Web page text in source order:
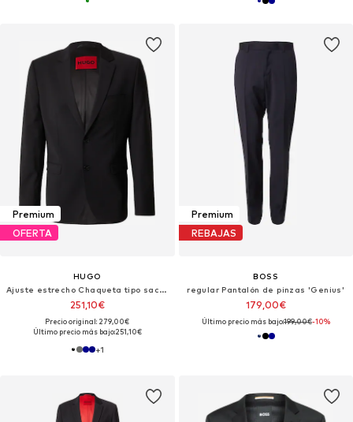
Premium
OFERTA
HUGO
Ajuste estrecho Chaqueta tipo saco para negocios 'Arti253X-MH'
251,10€
Precio original: 279,00€
Último precio más bajo:251,10€
+1
Premium
REBAJAS
BOSS
regular Pantalón de pinzas 'Genius'
179,00€
Último precio más bajo:199,00€-10%